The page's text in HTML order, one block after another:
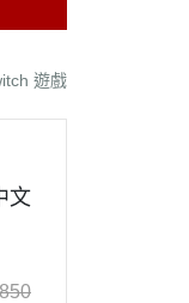
遊戲
文